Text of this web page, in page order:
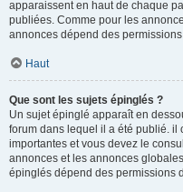
apparaissent en haut de chaque
publiées. Comme pour les
annonces dépend des
Haut
Que sont les sujets épinglés ?
Un sujet épinglé apparaît en
forum dans lequel il a été publié. il
importantes et vous devez le
annonces et les annonces
épinglés dépend des permissions